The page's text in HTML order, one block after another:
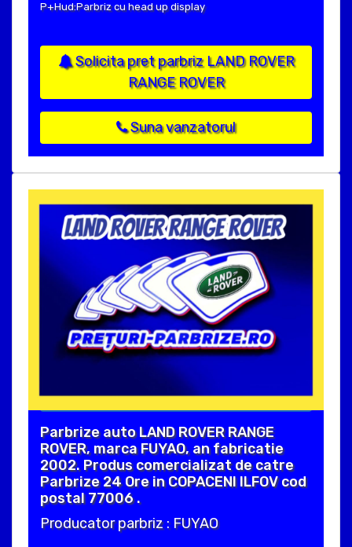
P+Hud:Parbriz cu head up display
Solicita pret parbriz LAND ROVER
RANGE ROVER
Suna vanzatorul
Parbrize auto LAND ROVER RANGE
ROVER, marca FUYAO, an fabricatie
2002. Produs comercializat de catre
Parbrize 24 Ore in COPACENI ILFOV cod
postal 77006 .
Producator parbriz : FUYAO